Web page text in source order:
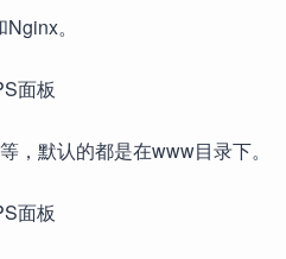
。
默认的都是在www目录下。